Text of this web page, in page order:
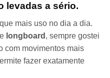
levadas a sério.
mais uso no dia a dia.
longboard , sempre gostei
com movimentos mais
fazer exatamente